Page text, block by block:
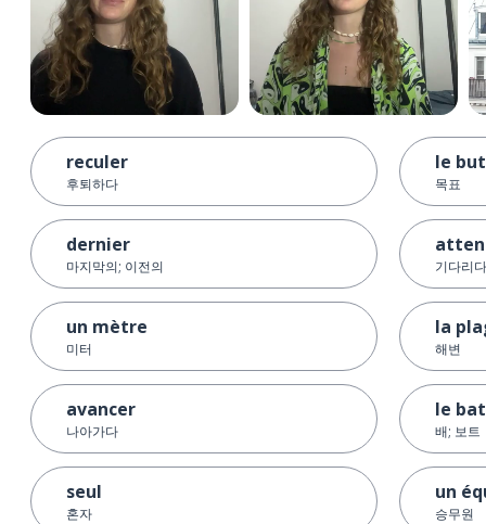
reculer
후퇴하다
dernier
마지막의; 이전의
un mètre
미터
avancer
나아가다
seul
혼자
le but
목표
기다리다
la
해변
le
배; 보트
un
승무원